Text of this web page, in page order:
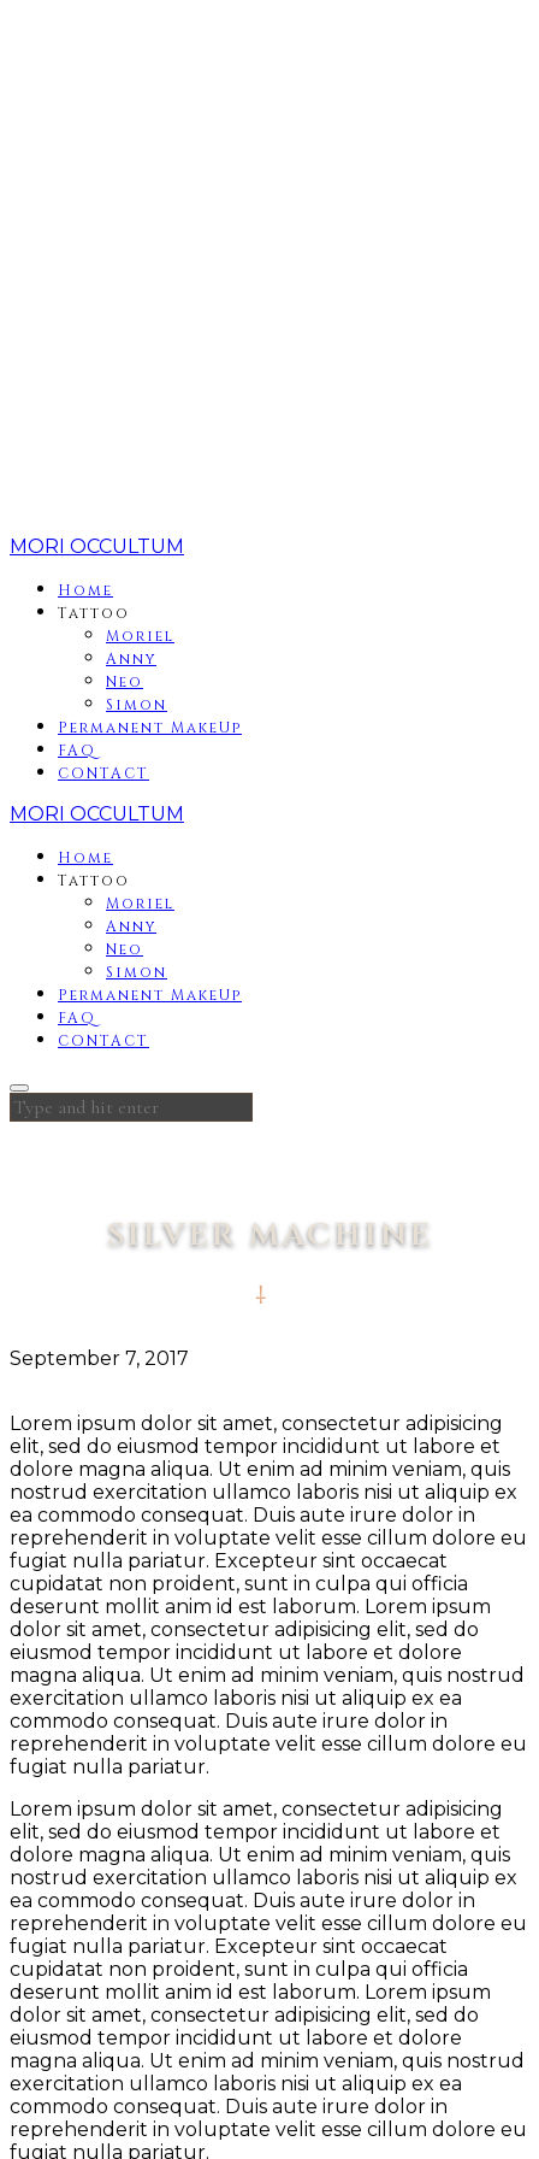
MORI OCCULTUM
Home
Tattoo
Moriel
Anny
Neo
Simon
Permanent MakeUp
FAQ
CONTACT
MORI OCCULTUM
Home
Tattoo
Moriel
Anny
Neo
Simon
Permanent MakeUp
FAQ
CONTACT
SILVER MACHINE
September 7, 2017
Lorem ipsum dolor sit amet, consectetur adipisicing
elit, sed do eiusmod tempor incididunt ut labore et
dolore magna aliqua. Ut enim ad minim veniam, quis
nostrud exercitation ullamco laboris nisi ut aliquip ex
ea commodo consequat. Duis aute irure dolor in
reprehenderit in voluptate velit esse cillum dolore eu
fugiat nulla pariatur. Excepteur sint occaecat
cupidatat non proident, sunt in culpa qui officia
deserunt mollit anim id est laborum. Lorem ipsum
dolor sit amet, consectetur adipisicing elit, sed do
eiusmod tempor incididunt ut labore et dolore
magna aliqua. Ut enim ad minim veniam, quis nostrud
exercitation ullamco laboris nisi ut aliquip ex ea
commodo consequat. Duis aute irure dolor in
reprehenderit in voluptate velit esse cillum dolore eu
fugiat nulla pariatur.
Lorem ipsum dolor sit amet, consectetur adipisicing
elit, sed do eiusmod tempor incididunt ut labore et
dolore magna aliqua. Ut enim ad minim veniam, quis
nostrud exercitation ullamco laboris nisi ut aliquip ex
ea commodo consequat. Duis aute irure dolor in
reprehenderit in voluptate velit esse cillum dolore eu
fugiat nulla pariatur. Excepteur sint occaecat
cupidatat non proident, sunt in culpa qui officia
deserunt mollit anim id est laborum. Lorem ipsum
dolor sit amet, consectetur adipisicing elit, sed do
eiusmod tempor incididunt ut labore et dolore
magna aliqua. Ut enim ad minim veniam, quis nostrud
exercitation ullamco laboris nisi ut aliquip ex ea
commodo consequat. Duis aute irure dolor in
reprehenderit in voluptate velit esse cillum dolore eu
fugiat nulla pariatur.